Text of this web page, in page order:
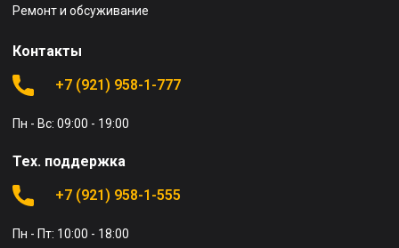
Ремонт и обсуживание
Контакты
+7 (921) 958-1-777
Пн - Вс: 09:00 - 19:00
Тех. поддержка
+7 (921) 958-1-555
Пн - Пт: 10:00 - 18:00